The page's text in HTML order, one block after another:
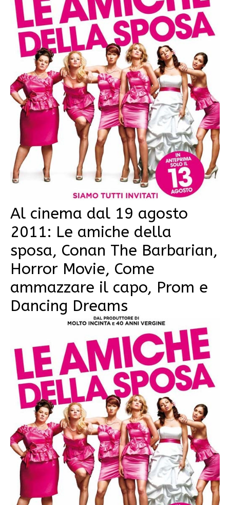
Al cinema dal 19 agosto
2011: Le amiche della
sposa, Conan The Barbarian,
Horror Movie, Come
ammazzare il capo, Prom e
Dancing Dreams